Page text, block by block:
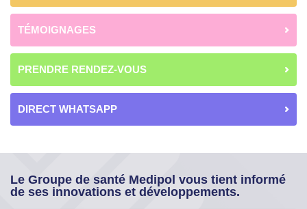
TÉMOIGNAGES
PRENDRE RENDEZ-VOUS
DIRECT WHATSAPP
Le Groupe de santé Medipol vous tient informé
de ses innovations et développements.